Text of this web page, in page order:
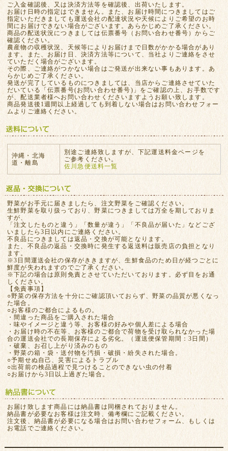
ご入金確認後、又は決済方法等を確認後、出荷いたします。
お届け日時の指定はできません。また、お届け時間につきましてはご
指定いただきましても運送会社の配達状況や天候によりご希望のお時
間にお届けできない場合がございます。あらかじめご了承ください。
商品の配送状況につきましては伝票番号（お問い合わせ番号）からご
確認ください。
農産物の収穫状況、天候等によりお届けまで日数がかかる場合があり
ます。また、お届け日、決済方法等について、当社よりご連絡をさせ
ていただく場合がございます。
その際、ご連絡がつかない場合はご発送が出来ない事もあります。あ
らかじめご了承ください。
発送が完了しているものにつきましては、当店からご連絡させていた
だいている「伝票番号(お問い合わせ番号)」をご確認の上、お手数です
が、配送業者様へお問い合わせくださいますようお願い致します。
商品発送後1週間以上経過しても到着しない場合はお問い合わせフォー
ムよりご連絡ください。
沖縄・北海
道・離島
別途ご連絡致しますが、下記運送料金ページを
ご参考ください。
佐川急便送料一覧
野菜がお手元に届きましたら、注文野菜をご確認ください。
生鮮野菜を取り扱っており、野菜につきましては万全を期しておりま
すが、
「注文したものと違う」「数量が違う」「不良品が届いた」などござ
いましたら3日以内にご連絡ください。
不良品につきましては返品・交換が可能となります。
また、不良品の返品・交換時に発生する返送料は販売店の負担となり
ます。
※3日間運送会社の保存がききますが、生鮮食品のため日が経つごとに
鮮度が失われますのでご了承ください。
※下記の場合は原則免責とさせていただいております。必ず目をお通
しください。
【免責事項】
○野菜の保存方法を十分にご確認頂いておらず、野菜の品質が悪くなっ
た場合。
○お客様のご都合によるもの。
・間違った商品をご購入された場合
・味やイメージと違う等、お客様の好みや個人差による場合
・お届け時の不在等、お客様のご都合で荷物を受け取られなかった場
合の運送会社での長期保存による劣化。（運送便保管期間：3日間）
・破棄、お召し上がり済みのもの
・野菜の箱・袋・送付物を汚損・破損・紛失された場合。
○予期せぬ自己、災害によるトラブル
○出荷前の検品過程で見つけることのできない虫の付着
○お届けから3日以上過ぎた場合。
お届け致します商品には納品書は同梱されておりません。
納品書が必要なお客様は注文時、備考欄にご記載ください。
注文後、納品書が必要になる場合はお問い合わせフォーム、もしくは
お電話でご連絡ください。